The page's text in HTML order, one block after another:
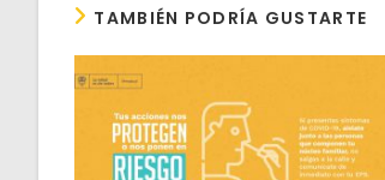
TAMBIÉN PODRÍA GUSTARTE